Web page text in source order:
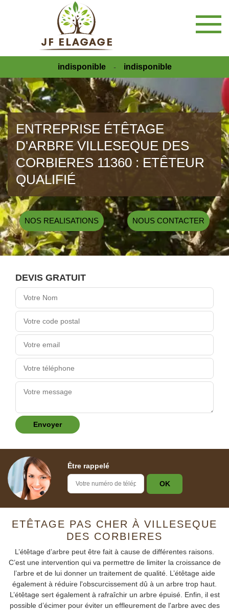
indisponible - indisponible
ENTREPRISE ÉTÊTAGE
D'ARBRE VILLESEQUE DES
CORBIERES 11360 : ETÊTEUR
QUALIFIÉ
NOS REALISATIONS NOUS CONTACTER
DEVIS GRATUIT
Être rappelé
ETÊTAGE PAS CHER À VILLESEQUE
DES CORBIERES
L’étêtage d’arbre peut être fait à cause de différentes raisons.
C’est une intervention qui va permettre de limiter la croissance de
l’arbre et de lui donner un traitement de qualité. L’étêtage aide
également à réduire l'obscurcissement dû à un arbre trop haut.
L’étêtage sert également à rafraîchir un arbre épuisé. Enfin, il est
possible d’écimer pour éviter un effleurement de l'arbre avec des